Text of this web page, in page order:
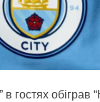
в гостях обіграв